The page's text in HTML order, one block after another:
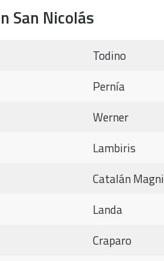
San Nicolás
Todino
Pernía
Werner
Lambiris
Catalán Magni
Landa
Craparo